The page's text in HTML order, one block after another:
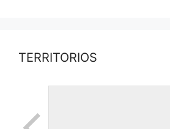
TERRITORIOS